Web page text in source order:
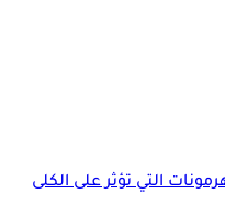
التي تؤثر على الكلى